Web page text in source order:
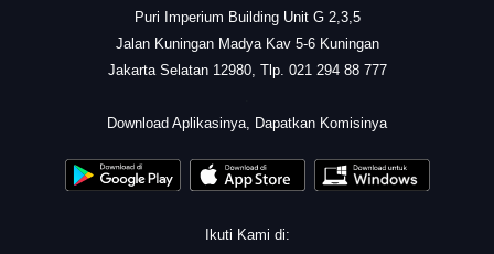
Puri Imperium Building Unit G 2,3,5
Jalan Kuningan Madya Kav 5-6 Kuningan
Jakarta Selatan 12980, Tlp. 021 294 88 777
Download Aplikasinya, Dapatkan Komisinya
Ikuti Kami di: